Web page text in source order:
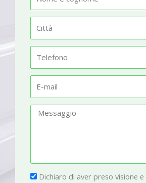
m
t
à
l
fm
a
g
P Dichiaro di aver preso visione